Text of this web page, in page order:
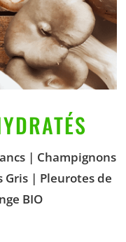
| Champignons
Gris | Pleurotes de
BIO